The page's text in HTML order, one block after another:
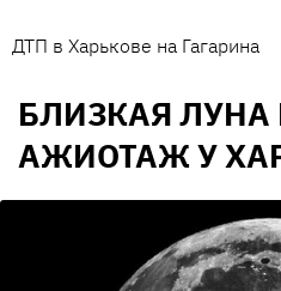
ДТП в Харькове на Гагарина
БЛИЗКАЯ
АЖИОТАЖ У